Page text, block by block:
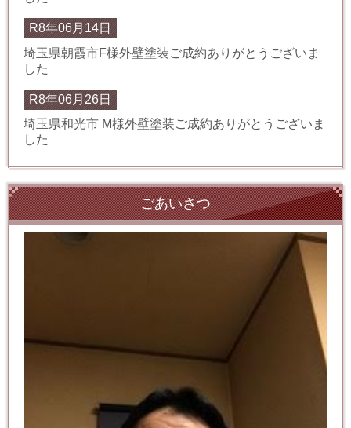
R8年06月14日
埼玉県朝霞市F様外壁塗装ご成約ありがとうございま
した
R8年06月26日
埼玉県和光市 M様外壁塗装ご成約ありがとうございま
した
ごあいさつ